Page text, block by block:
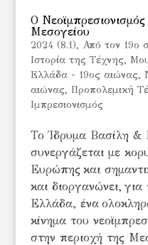
Ο
Μεσογείου
2024 (8.1), Από τον 19ο
Ιστορία της Τέχνης,
Ελλάδα - 19ος αιώνας,
αιώνας, Προπολεμική
Ιμπρεσιονισμός
Το Ίδρυμα Βασίλη &
συνεργάζεται με
Ευρώπης και
και διοργανώνει,
Ελλάδα, ένα
κίνημα του
στην περιοχή της